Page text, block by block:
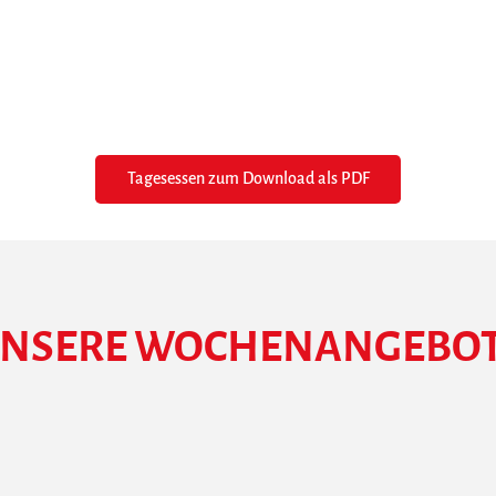
Tagesessen zum Download als PDF